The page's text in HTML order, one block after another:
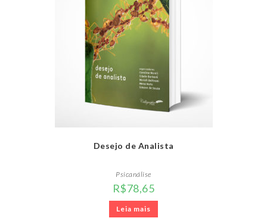
Desejo de Analista
Psicanálise
R$78,65
Leia mais